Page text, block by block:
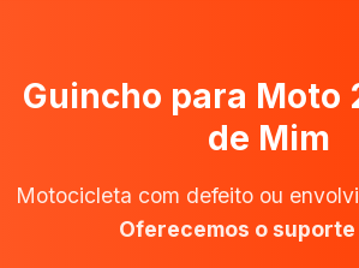
Guincho para Moto
de Mim
Motocicleta com defeito ou
Oferecemos o